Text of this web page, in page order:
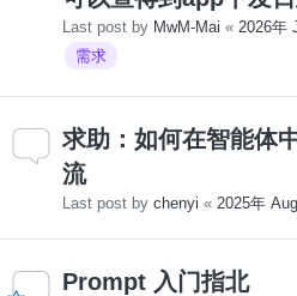
Last post by MwM-Mai « 2026年
需求
求助：如何在智能体
流
Last post by chenyi « 2025年
Prompt 入门指北